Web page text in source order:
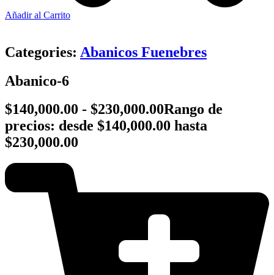
Añadir al Carrito
Categories: Abanicos Fuenebres
Abanico-6
$140,000.00 - $230,000.00Rango de
precios: desde $140,000.00 hasta
$230,000.00